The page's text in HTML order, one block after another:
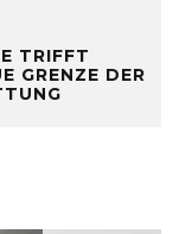
TRIFFT
GRENZE DER